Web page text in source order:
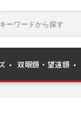
双眼鏡・望遠鏡